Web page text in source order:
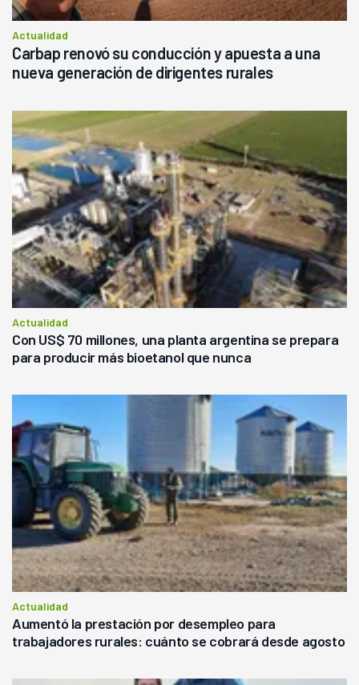
Actualidad
Carbap renovó su conducción y apuesta a una
nueva generación de dirigentes rurales
Actualidad
Con US$ 70 millones, una planta argentina se prepara
para producir más bioetanol que nunca
Actualidad
Aumentó la prestación por desempleo para
trabajadores rurales: cuánto se cobrará desde agosto